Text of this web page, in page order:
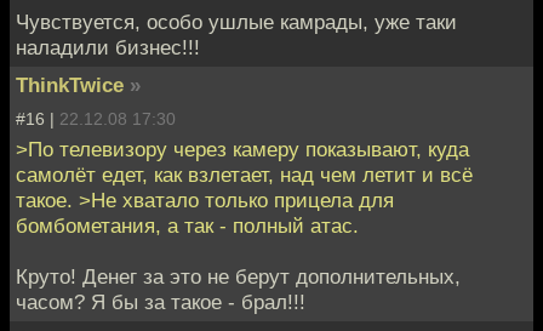
Чувствуется, особо ушлые камрады, уже таки
наладили бизнес!!!
ThinkTwice »
#16 | 22.12.08 17:30
>По телевизору через камеру показывают, куда
самолёт едет, как взлетает, над чем летит и всё
такое. >Не хватало только прицела для
бомбометания, а так - полный атас.
Круто! Денег за это не берут дополнительных,
часом? Я бы за такое - брал!!!